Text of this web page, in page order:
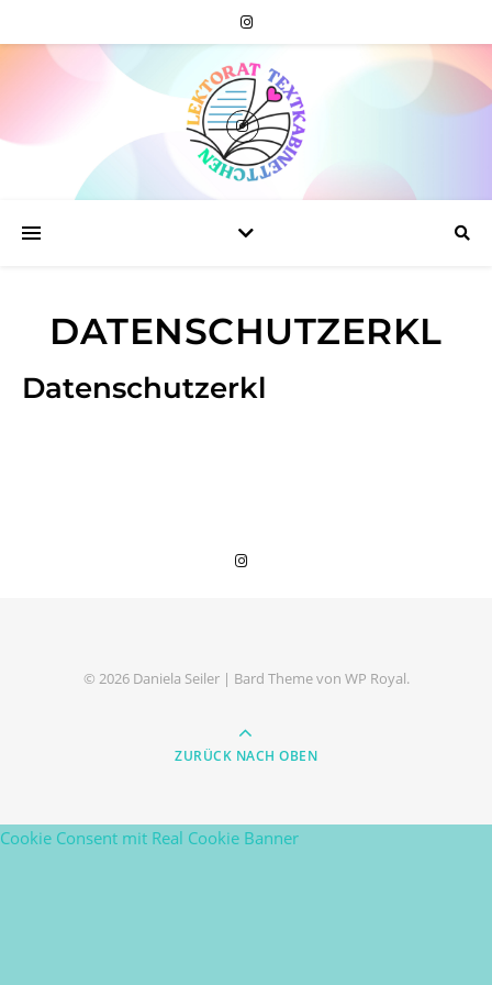
DATENSCHUTZERKL
Datenschutzerkl
© 2026 Daniela Seiler | Bard Theme von WP Royal.
ZURÜCK NACH OBEN
Cookie Consent mit Real Cookie Banner